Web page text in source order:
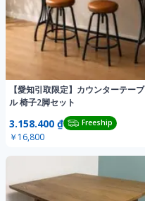
【愛知引取限定】カウンターテーブ
ル 椅子2脚セット
3.158.400 ₫ Freeship
￥16,800